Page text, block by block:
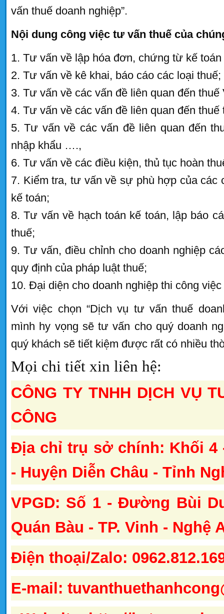
vấn thuế doanh nghiệp”.
Nội dung công việc tư vấn thuế của
1. Tư vấn về lập hóa đơn, chứng từ kế toán
2. Tư vấn về kê khai, báo cáo các loại thuế;
3. Tư vấn về các vấn đề liên quan đến thuế
4. Tư vấn về các vấn đề liên quan đến thuế
5. Tư vấn về các vấn đề liên quan đến
nhập khẩu ….,
6. Tư vấn về các điều kiện, thủ tục hoàn
7. Kiểm tra, tư vấn về sự phù hợp của
kế toán;
8. Tư vấn về hạch toán kế toán, lập báo
thuế;
9. Tư vấn, điều chỉnh cho doanh nghiệp
quy định của pháp luật thuế;
10. Đại diện cho doanh nghiệp thi công
Với việc chọn “Dịch vụ tư vấn thuế
mình hy vọng sẽ tư vấn cho quý doanh
quý khách sẽ tiết kiệm được rất có nhiều
Mọi chi tiết xin liên hệ:
CÔNG TY TNHH DỊCH VỤ
CÔNG
Địa chỉ trụ sở chính: Khối 4
- Huyện Diễn Châu - Tỉnh
VPGD: Số 1 - Đường Bùi
Quán Bàu - TP. Vinh - Nghệ
Điện thoại/Zalo:
E-mail: